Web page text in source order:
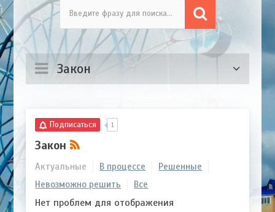
Закон
Подписаться 1
Закон
Актуальные В процессе
Решенные
Невозможно решить
Все
Нет проблем для отображения